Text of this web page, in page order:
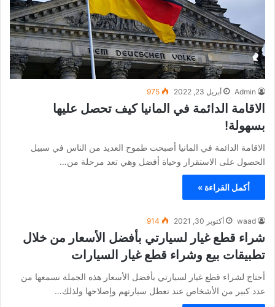
Admin أبريل 23, 2022 975
الاقامة الدائمة في المانيا كيف تحصل عليها
بسهولة!
الاقامة الدائمة في المانيا أصبحت طموح العديد من الناس في سبيل
الحصول على الاستقرار وحياة أفضل وهي تعد مرحلة من…
أكمل القراءة »
waad أكتوبر 30, 2021 914
شراء قطع غيار لسيارتي بأفضل الأسعار من خلال
تطبيقات بيع وشراء قطع غيار السيارات
أحتاج لشراء قطع غيار لسيارتي بأفضل الأسعار هذه الجملة نسمعها من
عدد كبير من الأشخاص عند تعطل سيارتهم وإصلاحها ولذلك…